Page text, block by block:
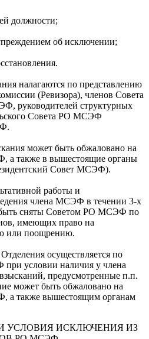
должности;
об исключении;
налагаются по представлению
(Ревизора), членов Совета
руководителей структурных
Совета РО МСЭФ
может быть обжаловано на
также в вышестоящие органы
Совет МСЭФ).
работы и
члена МСЭФ в течении 3-х
быть сняты Советом РО МСЭФ по
имеющих право на
или поощрению.
осуществляется по
условии наличия у члена
предусмотренные п.п.
может быть обжаловано на
также вышестоящим органам
УСЛОВИЯ ИСКЛЮЧЕНИЯ ИЗ